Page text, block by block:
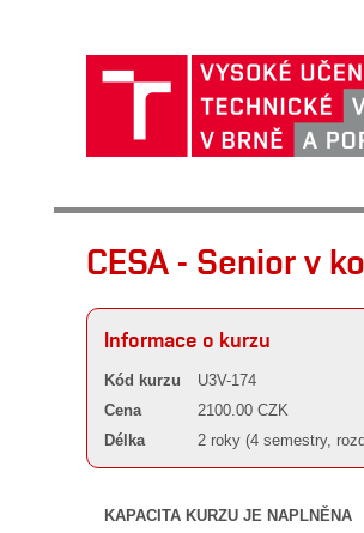
CESA - Senior v
Informace o kurzu
Kód kurzu
U3V-174
Cena
2100.00 CZK
Délka
2 roky (4 semestry,
KAPACITA KURZU JE NAPLNĚNA